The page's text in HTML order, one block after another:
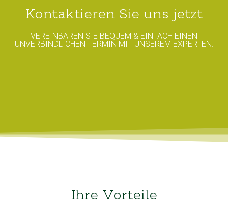
Kontaktieren Sie uns jetzt
VEREINBAREN SIE BEQUEM & EINFACH EINEN
UNVERBINDLICHEN TERMIN MIT UNSEREM EXPERTEN.
Ihre Vorteile